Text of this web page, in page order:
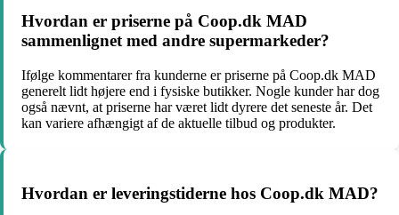
Hvordan er priserne på Coop.dk MAD
sammenlignet med andre supermarkeder?
Ifølge kommentarer fra kunderne er priserne på Coop.dk MAD
generelt lidt højere end i fysiske butikker. Nogle kunder har dog
også nævnt, at priserne har været lidt dyrere det seneste år. Det
kan variere afhængigt af de aktuelle tilbud og produkter.
Hvordan er leveringstiderne hos Coop.dk MAD?